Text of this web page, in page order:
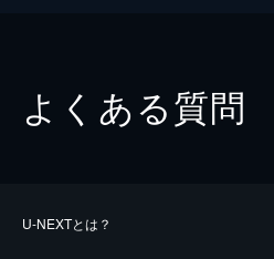
よくある質問
U-NEXTとは？